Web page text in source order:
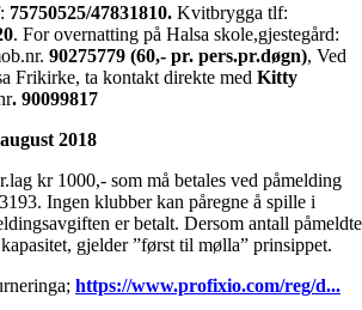
75750525/47831810. Kvitbrygga tlf:
. For overnatting på Halsa skole,gjestegård:
90275779 (60,- pr. pers.pr.døgn), Ved
Frikirke, ta kontakt direkte med Kitty
. 90099817
2018
kr 1000,- som må betales ved påmelding
Ingen klubber kan påregne å spille i
er betalt. Dersom antall påmeldte
gjelder ”først til mølla” prinsippet.
https://www.profixio.com/reg/d...